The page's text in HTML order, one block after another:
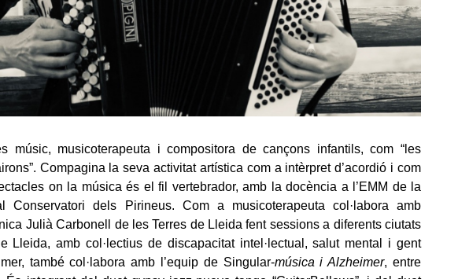
músic, musicoterapeuta i compositora de cançons infantils, com “les
Compagina la seva activitat artística com a intèrpret d’acordió i com
on la música és el fil vertebrador, amb la docència a l’EMM de la
Conservatori dels Pirineus. Com a musicoterapeuta col·labora amb
Julià Carbonell de les Terres de Lleida fent sessions a diferents ciutats
Lleida, amb col·lectius de discapacitat intel·lectual, salut mental i gent
també col·labora amb l’equip de Singular-música i Alzheimer, entre